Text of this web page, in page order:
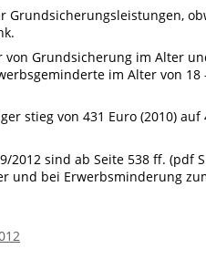
Grundsicherungsleistungen,
von Grundsicherung im Alter
im Alter von
stieg von 431 Euro (2010) auf
sind ab Seite 538 ff. (pdf
bei Erwerbsminderung